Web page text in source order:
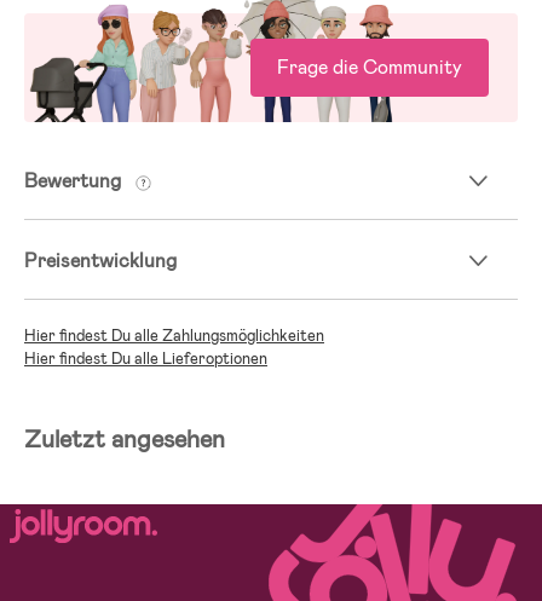
Frage die Community
Bewertung
Preisentwicklung
Hier findest Du alle Zahlungsmöglichkeiten
Hier findest Du alle Lieferoptionen
Zuletzt angesehen